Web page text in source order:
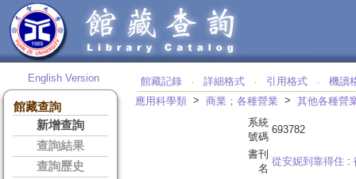
English Version
館藏查詢
新增查詢
查詢結果
查詢歷史
館藏記錄 ‧ 詳細格式 ‧ 引用格式 ‧
機讀
應用科學類 > 商業；各種營業 > 其他各種營
系統
號碼
693782
書刊
名
從安妮到靠得住 :